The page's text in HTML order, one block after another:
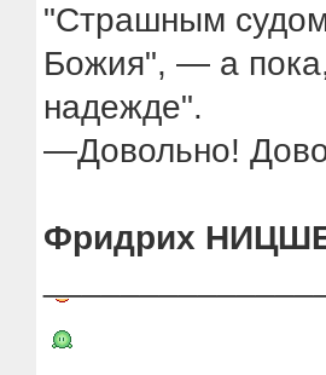
"Страшным
Божия", — а
надежде".
—Довольно!
Фридрих